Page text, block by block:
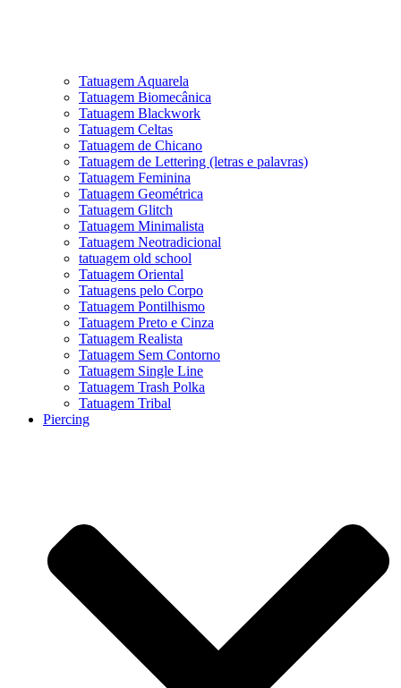
Tatuagem Aquarela
Tatuagem Biomecânica
Tatuagem Blackwork
Tatuagem Celtas
Tatuagem de Chicano
Tatuagem de Lettering (letras e palavras)
Tatuagem Feminina
Tatuagem Geométrica
Tatuagem Glitch
Tatuagem Minimalista
Tatuagem Neotradicional
tatuagem old school
Tatuagem Oriental
Tatuagens pelo Corpo
Tatuagem Pontilhismo
Tatuagem Preto e Cinza
Tatuagem Realista
Tatuagem Sem Contorno
Tatuagem Single Line
Tatuagem Trash Polka
Tatuagem Tribal
Piercing